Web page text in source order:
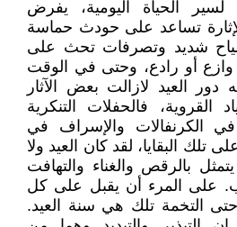
لسير الحياة اليومية، يفرض
تساعد على حودث حماسة
شديد وتصرفات تحث على
أو رادع، وحتى في الوقت
دور العيد لازالت بعض الآثار
القروية، فالحفلات التنكرية
في الكرنفالات والإسراف في
البقايا، لقد كان العيد ولا
بالرقص والغناء والتهافت
على المرء أن يقبل على كل
التخمة تلك هي سنة العيد.